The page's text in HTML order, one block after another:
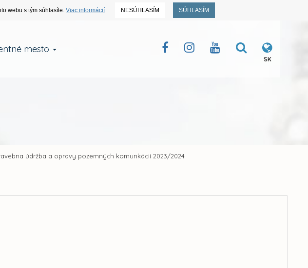
webu s tým súhlasíte. Viac informácií NESÚHLASÍM SÚHLASÍM
mesto
SK
údržba a opravy pozemných komunkácií 2023/2024